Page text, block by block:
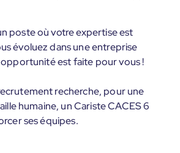
poste où votre expertise est
évoluez dans une entreprise
est faite pour vous !
recherche, pour une
humaine, un Cariste CACES 6
ses équipes.